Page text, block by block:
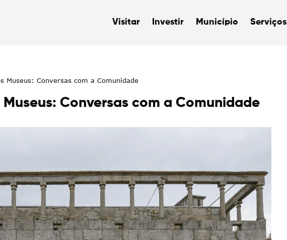
Visitar Investir Município Serviços
Museus: Conversas com a Comunidade
Conversas com a Comunidade